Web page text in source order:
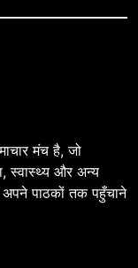
मंच है, जो
स्वास्थ्य और अन्य
अपने पाठकों तक पहुँचाने